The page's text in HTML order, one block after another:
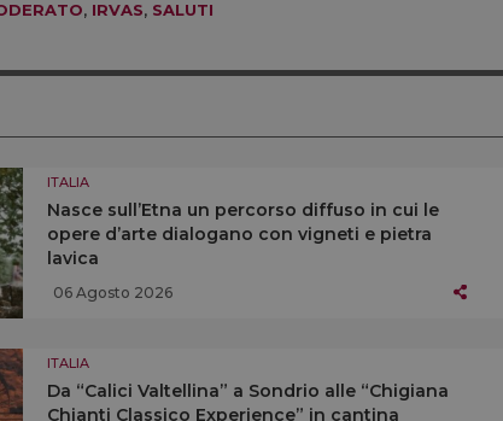
, IRVAS, SALUTI
ITALIA
Nasce sull’Etna un percorso diffuso in cui le
opere d’arte dialogano con vigneti e pietra
lavica
06 Agosto 2026
ITALIA
Da “Calici Valtellina” a Sondrio alle “Chigiana
Chianti Classico Experience” in cantina